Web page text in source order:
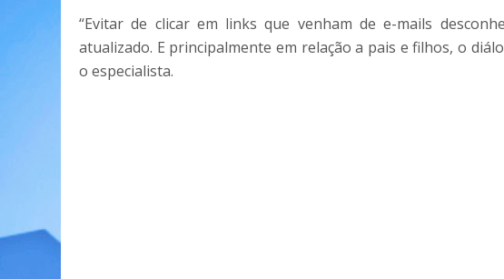
“Evitar de clicar em links que venham de e-mails
atualizado. E principalmente em relação a pais e filhos, o
o especialista.